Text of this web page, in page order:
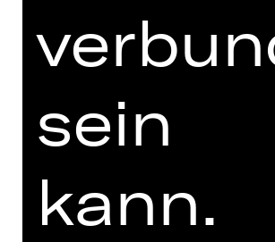
PRESSESTIMMEN
FUNDUS
PROGRAMMHEFT
UNTERSTÜTZUNG
sein
kann.